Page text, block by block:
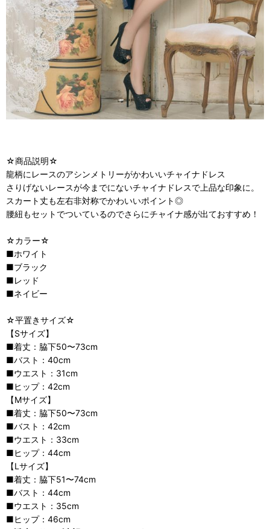
☆商品説明☆
龍柄にレースのアシンメトリーがかわいいチャイナドレス
さりげないレースが今までにないチャイナドレスで上品な印象に。
スカート丈も左右非対称でかわいいポイント◎
腰紐もセットでついているのでさらにチャイナ感が出ておすすめ！
☆カラー☆
■ホワイト
■ブラック
■レッド
■ネイビー
☆平置きサイズ☆
【Sサイズ】
■着丈：脇下50〜73cm
■バスト：40cm
■ウエスト：31cm
■ヒップ：42cm
【Mサイズ】
■着丈：脇下50〜73cm
■バスト：42cm
■ウエスト：33cm
■ヒップ：44cm
【Lサイズ】
■着丈：脇下51〜74cm
■バスト：44cm
■ウエスト：35cm
■ヒップ：46cm